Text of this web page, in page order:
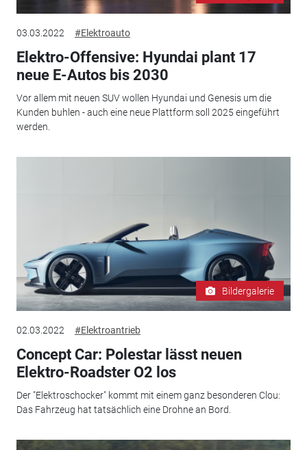
03.03.2022 #Elektroauto
Elektro-Offensive: Hyundai plant 17
neue E-Autos bis 2030
Vor allem mit neuen SUV wollen Hyundai und Genesis um die
Kunden buhlen - auch eine neue Plattform soll 2025 eingeführt
werden.
Bildergalerie
02.03.2022 #Elektroantrieb
Concept Car: Polestar lässt neuen
Elektro-Roadster O2 los
Der "Elektroschocker" kommt mit einem ganz besonderen Clou:
Das Fahrzeug hat tatsächlich eine Drohne an Bord.